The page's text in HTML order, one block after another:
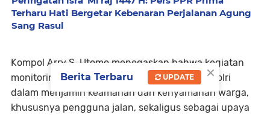
Terharu Hati Bergetar Kebenaran Perjalanan Agung
Sang Rasul
Kompol Arry S. Utomo menegaskan bahwa kegiatan
monitoring ini merupakan bentuk komitmen Polri
dalam menjamin keamanan dan kenyamanan warga,
khususnya pengguna jalan, sekaligus sebagai upaya
×
Berita Terbaru UPDATE